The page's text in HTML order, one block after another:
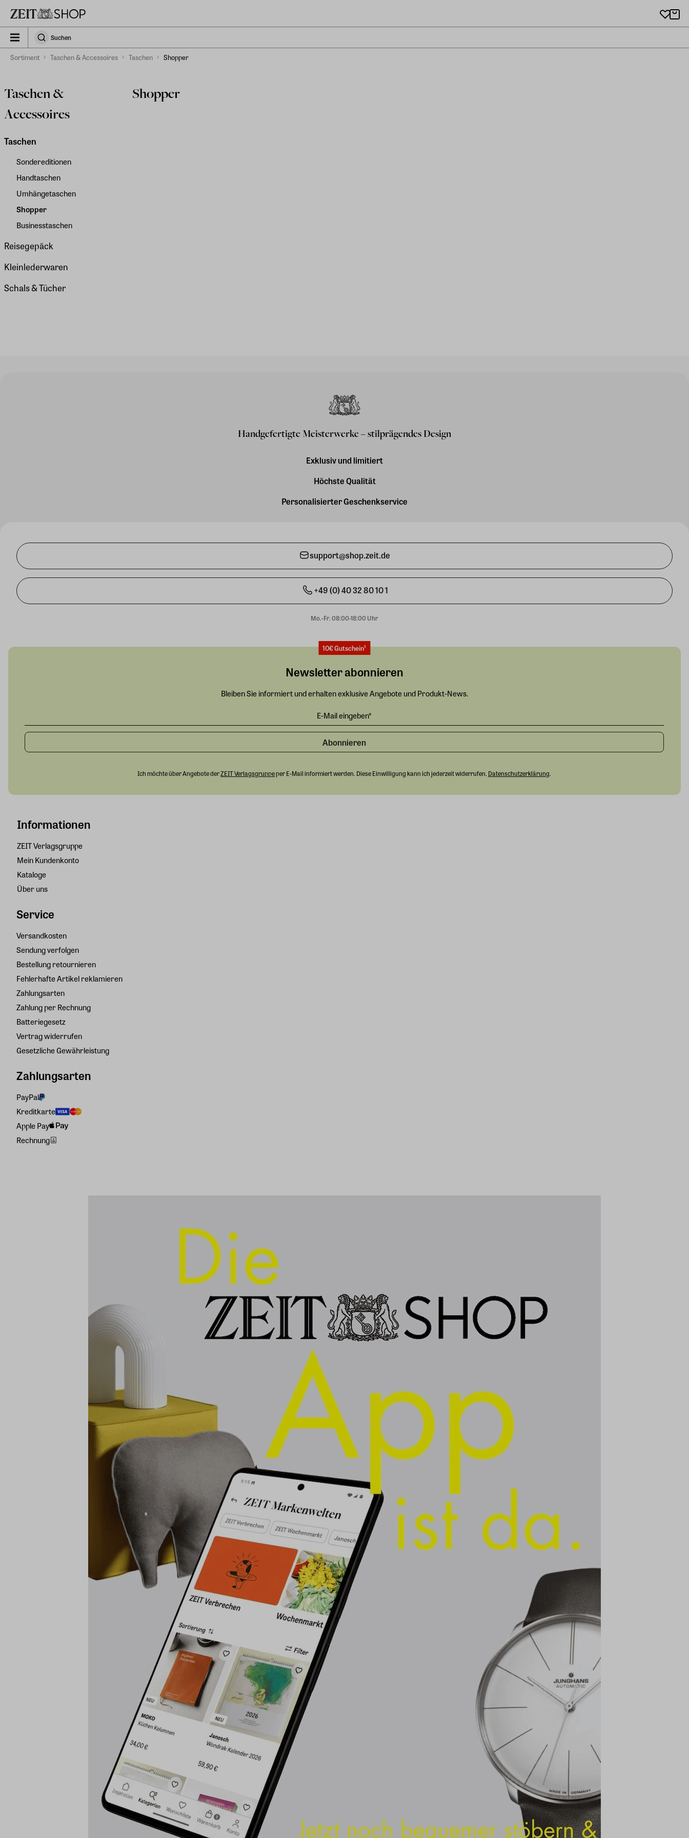
zeit_storefront.components.search.collapsed
SuchenSuchen
Sortiment Taschen & Accessoires Taschen Shopper
Taschen &
Accessoires
Taschen
Sondereditionen
Handtaschen
Umhängetaschen
Shopper
Businesstaschen
Reisegepäck
Kleinlederwaren
Schals & Tücher
Shopper
Handgefertigte Meisterwerke – stilprägendes Design
Exklusiv und limitiert
Höchste Qualität
Personalisierter Geschenkservice
support@shop.zeit.de
+49 (0) 40 32 80 10 1
Mo.-Fr. 08:00-18:00 Uhr
Informationen
ZEIT Verlagsgruppe
Mein Kundenkonto
Kataloge
Über uns
Service
Versandkosten
Sendung verfolgen
Bestellung retournieren
Fehlerhafte Artikel reklamieren
Zahlungsarten
Zahlung per Rechnung
Batteriegesetz
Vertrag widerrufen
Gesetzliche Gewährleistung
Zahlungsarten
PayPal
Kreditkarte
Apple Pay
Rechnung
10€ Gutschein¹
Newsletter abonnieren
Bleiben Sie informiert und erhalten exklusive Angebote und Produkt-News.
Abonnieren
Ich möchte über Angebote derZEIT Verlagsgruppeper E-Mail informiert werden. Diese Einwilligung kann ich jederzeit widerrufen. Datenschutzerklärung.